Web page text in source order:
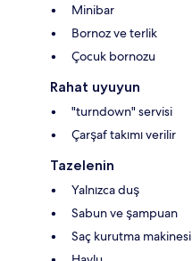
Minibar
Bornoz ve terlik
Çocuk bornozu
Rahat uyuyun
"turndown" servisi
Çarşaf takımı verilir
Tazelenin
Yalnızca duş
Sabun ve şampuan
Saç kurutma makinesi